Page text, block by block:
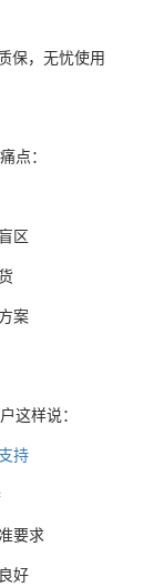
保，无忧使用
点：
区
案
这样说：
支持
要求
好